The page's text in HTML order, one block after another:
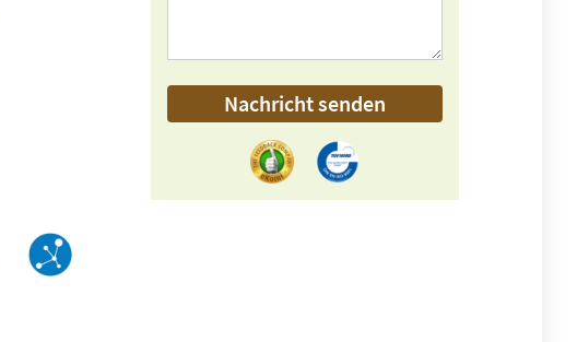
Nachricht senden